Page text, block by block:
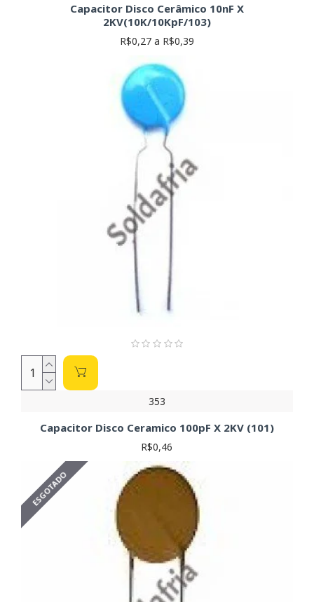
Capacitor Disco Cerâmico 10nF X
2KV(10K/10KpF/103)
R$0,27 a R$0,39
353
Capacitor Disco Ceramico 100pF X 2KV (101)
R$0,46
ESGOTADO